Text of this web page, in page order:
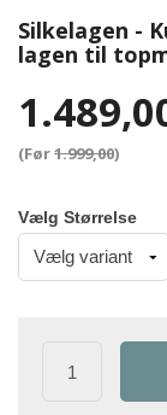
Silkelagen -
lagen til
(Før1.999,00)
Vælg Størrelse